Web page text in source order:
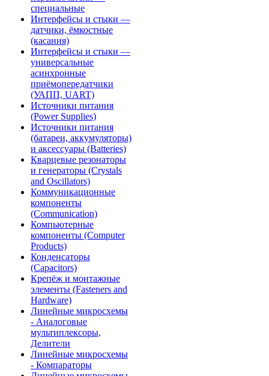
специальные
Интерфейсы и стыки —
датчики, ёмкостные
(касания)
Интерфейсы и стыки —
универсальные
асинхронные
приёмопередатчики
(УАПП, UART)
Источники питания
(Power Supplies)
Источники питания
(батареи, аккумуляторы)
и аксессуары (Batteries)
Кварцевые резонаторы
и генераторы (Crystals
and Oscillators)
Коммуникационные
компоненты
(Communication)
Компьютерные
компоненты (Computer
Products)
Конденсаторы
(Capacitors)
Крепёж и монтажные
элементы (Fasteners and
Hardware)
Линейные микросхемы
- Аналоговые
мультиплексоры,
Делители
Линейные микросхемы
- Компараторы